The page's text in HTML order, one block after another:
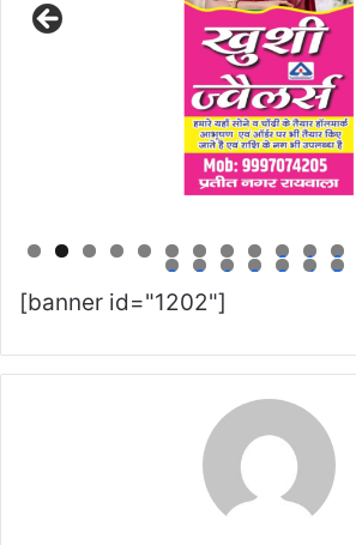
0 1 2
9 0 1 2 3 4 5
[banner id="1202"]